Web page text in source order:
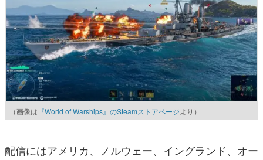
（画像は 『World of Warships』のSteamストアページより）
配信にはアメリカ、ノルウェー、イングランド、オー